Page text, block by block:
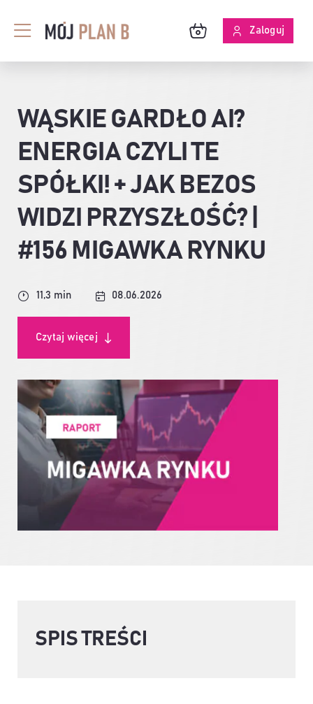
zawartości
Toggle
Navigation
O MPB
SKUTECZNOŚĆ ANALIZ
Zaloguj
WĄSKIE GARDŁO AI?
ENERGIA CZYLI TE
SPÓŁKI! + JAK BEZOS
WIDZI PRZYSZŁOŚĆ? |
#156 MIGAWKA RYNKU
11,3 min 08.06.2026
Czytaj więcej
SPIS TREŚCI